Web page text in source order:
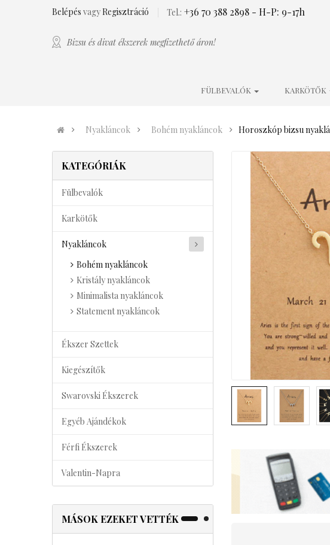
Belépés vagyRegisztráció Tel.: +36 70 388 2898 - H-P: 9-17h
Bizsu és divat ékszerek megfizethető áron!
FÜLBEVALÓK KARKÖTŐK
Nyakláncok Bohém nyakláncok Horoszkóp bizsu
KATEGÓRIÁK
Fülbevalók
Karkötők
Nyakláncok
Bohém nyakláncok
Kristály nyakláncok
Minimalista nyakláncok
Statement nyakláncok
Ékszer Szettek
Kiegészítők
Swarovski Ékszerek
Egyéb Ajándékok
Férfi Ékszerek
Valentin-Napra
MÁSOK EZEKET VETTÉK